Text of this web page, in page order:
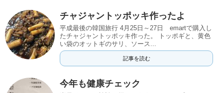
チャジャントッポッキ作ったよ
平成最後の韓国旅行 4月25日～27日 emartで購入し
たチャジャントッポッキ作った。 トッポギと、黄色
い袋のオットギのサリ、ソース...
記事を読む
今年も健康チェック